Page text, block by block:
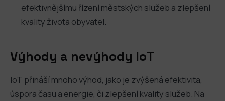
efektivnějšímu řízení městských služeb a zlepšení
kvality života obyvatel.
Výhody a nevýhody IoT
IoT přináší mnoho výhod, jako je zvýšená efektivita,
úspora času a energie, či zlepšení kvality služeb. Na